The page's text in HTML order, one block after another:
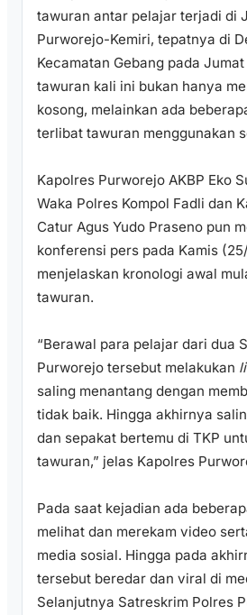
tawuran antar pelajar terjadi di
Purworejo-Kemiri, tepatnya di
Kecamatan Gebang pada
tawuran kali ini bukan hanya
kosong, melainkan ada
terlibat tawuran menggunakan
Kapolres Purworejo AKBP Eko
Waka Polres Kompol Fadli dan
Catur Agus Yudo Praseno pun
konferensi pers pada Kamis
menjelaskan kronologi awal
tawuran.
“Berawal para pelajar dari dua
Purworejo tersebut melakukan
saling menantang dengan
tidak baik. Hingga akhirnya
dan sepakat bertemu di TKP
tawuran,” jelas Kapolres
Pada saat kejadian ada
melihat dan merekam video
media sosial. Hingga pada
tersebut beredar dan viral di
Selanjutnya Satreskrim Polres